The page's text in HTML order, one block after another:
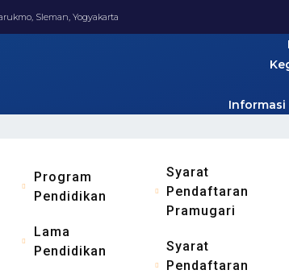
Sleman, Yogyakarta
Program
Pendidikan
Lama
Pendidikan
Syarat
Pendaftaran
Pramugari
Syarat
Pendaftaran